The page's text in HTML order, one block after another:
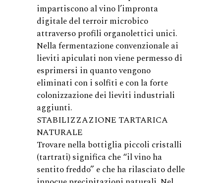
impartiscono al vino l’impronta
digitale del terroir microbico
attraverso profili organolettici unici.
Nella fermentazione convenzionale ai
lieviti apiculati non viene permesso di
esprimersi in quanto vengono
eliminati con i solfiti e con la forte
colonizzazione dei lieviti industriali
aggiunti.
STABILIZZAZIONE TARTARICA
NATURALE
Trovare nella bottiglia piccoli cristalli
(tartrati) significa che “il vino ha
sentito freddo” e che ha rilasciato delle